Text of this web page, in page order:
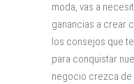
moda, vas a
ganancias a crear
los consejos que
para conquistar
negocio crezca de